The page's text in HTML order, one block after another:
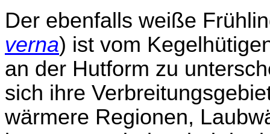
Der ebenfalls weiße
verna) ist vom
an der Hutform zu
sich ihre
wärmere Regionen,